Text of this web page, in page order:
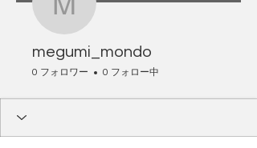
megumi_mondo
megumi_mondo
0 フォロワー 0 フォロー中